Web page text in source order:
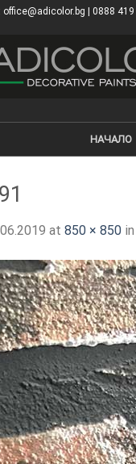
office@adicolor.bg | 0888
НАЧАЛО
at 850 × 850 in